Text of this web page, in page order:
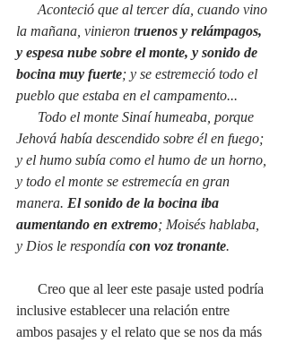
Aconteció que al tercer día, cuando vino
la mañana, vinieron truenos y relámpagos,
y espesa nube sobre el monte, y sonido de
bocina muy fuerte; y se estremeció todo el
pueblo que estaba en el campamento...
Jehová había descendido sobre él en fuego;
y el humo subía como el humo de un horno,
y todo el monte se estremecía en gran
manera. El sonido de la bocina iba
aumentando en extremo; Moisés hablaba,
y Dios le respondía con voz tronante.
Creo que al leer este pasaje usted podría
inclusive establecer una relación entre
ambos pasajes y el relato que se nos da más